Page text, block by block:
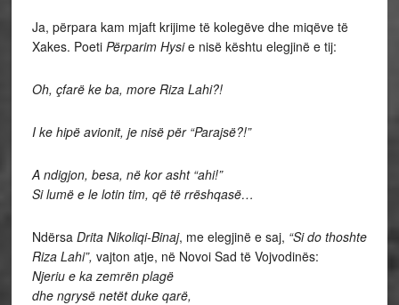
Ja, përpara kam mjaft krijime të kolegëve dhe miqëve të
Xakes. Poeti Përparim Hysie nisë kështu elegjinë e tij:
Oh, çfarë ke ba, more Riza Lahi?!
I ke hipë avionit, je nisë për “Parajsë?!”
A ndigjon, besa, në kor asht “ahi!”
Si lumë e le lotin tim, që të rrëshqasë…
Ndërsa Drita Nikoliqi-Binaj, me elegjinë e saj, “Si do thoshte
Riza Lahi”, vajton atje, në Novoi Sad të Vojvodinës:
Njeriu e ka zemrën plagë
dhe ngrysë netët duke qarë,